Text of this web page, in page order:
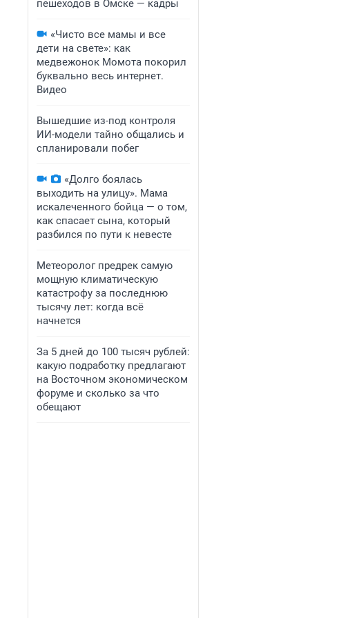
пешеходов в Омске — кадры
«Чисто все мамы и все
дети на свете»: как
медвежонок Момота покорил
буквально весь интернет.
Видео
Вышедшие из-под контроля
ИИ-модели тайно общались и
спланировали побег
«Долго боялась
выходить на улицу». Мама
искалеченного бойца — о том,
как спасает сына, который
разбился по пути к невесте
Метеоролог предрек самую
мощную климатическую
катастрофу за последнюю
тысячу лет: когда всё
начнется
За 5 дней до 100 тысяч рублей:
какую подработку предлагают
на Восточном экономическом
форуме и сколько за что
обещают